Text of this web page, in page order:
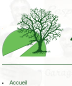
Accueil